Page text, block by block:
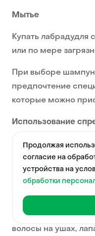
Мытье
Купать лабрадудля
или по мере
При выборе
предпочтение
которые можно
Использование
Эти средства не
спутывания
блестящей и
Стрижка
Необходимо
волосы на ушах,
Продолжая
согласие на
устройства на
обработки